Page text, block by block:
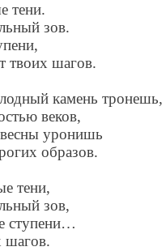
тени.
зов.
твоих шагов.
камень тронешь,
веков,
уронишь
образов.
тени,
зов,
ступени…
шагов.